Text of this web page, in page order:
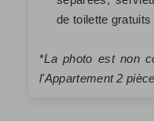
de toilette gratuits
*La photo est non
l'Appartement 2